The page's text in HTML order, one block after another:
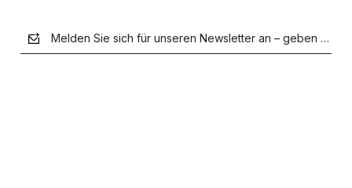
Melden Sie sich für unseren Newsletter an – geben Sie